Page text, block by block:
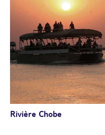
Attention dernière minute : à
d'un visa est obligatoire pour
visa s'obtient en ligne
formalités Pays Namibie)
Rivière Chobe